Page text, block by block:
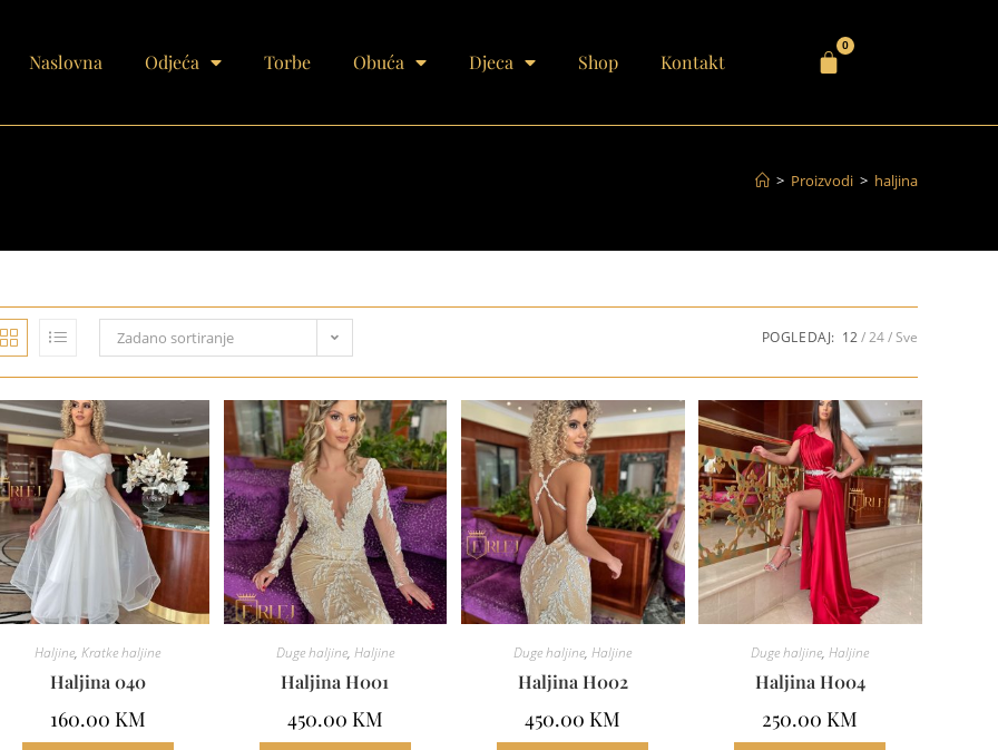
Naslovna Odjeća Torbe Obuća Djeca Shop Kontakt
0
> Proizvodi > haljina
Zadano sortiranje POGLEDAJ: 12 24 Sve
Haljine,Kratke haljine
Haljina 040
160.00 KM
Duge haljine, Haljine
Haljina H001
450.00 KM
Duge haljine,Haljine
Haljina H002
450.00 KM
Duge haljine,Haljine
Haljina H004
250.00 KM